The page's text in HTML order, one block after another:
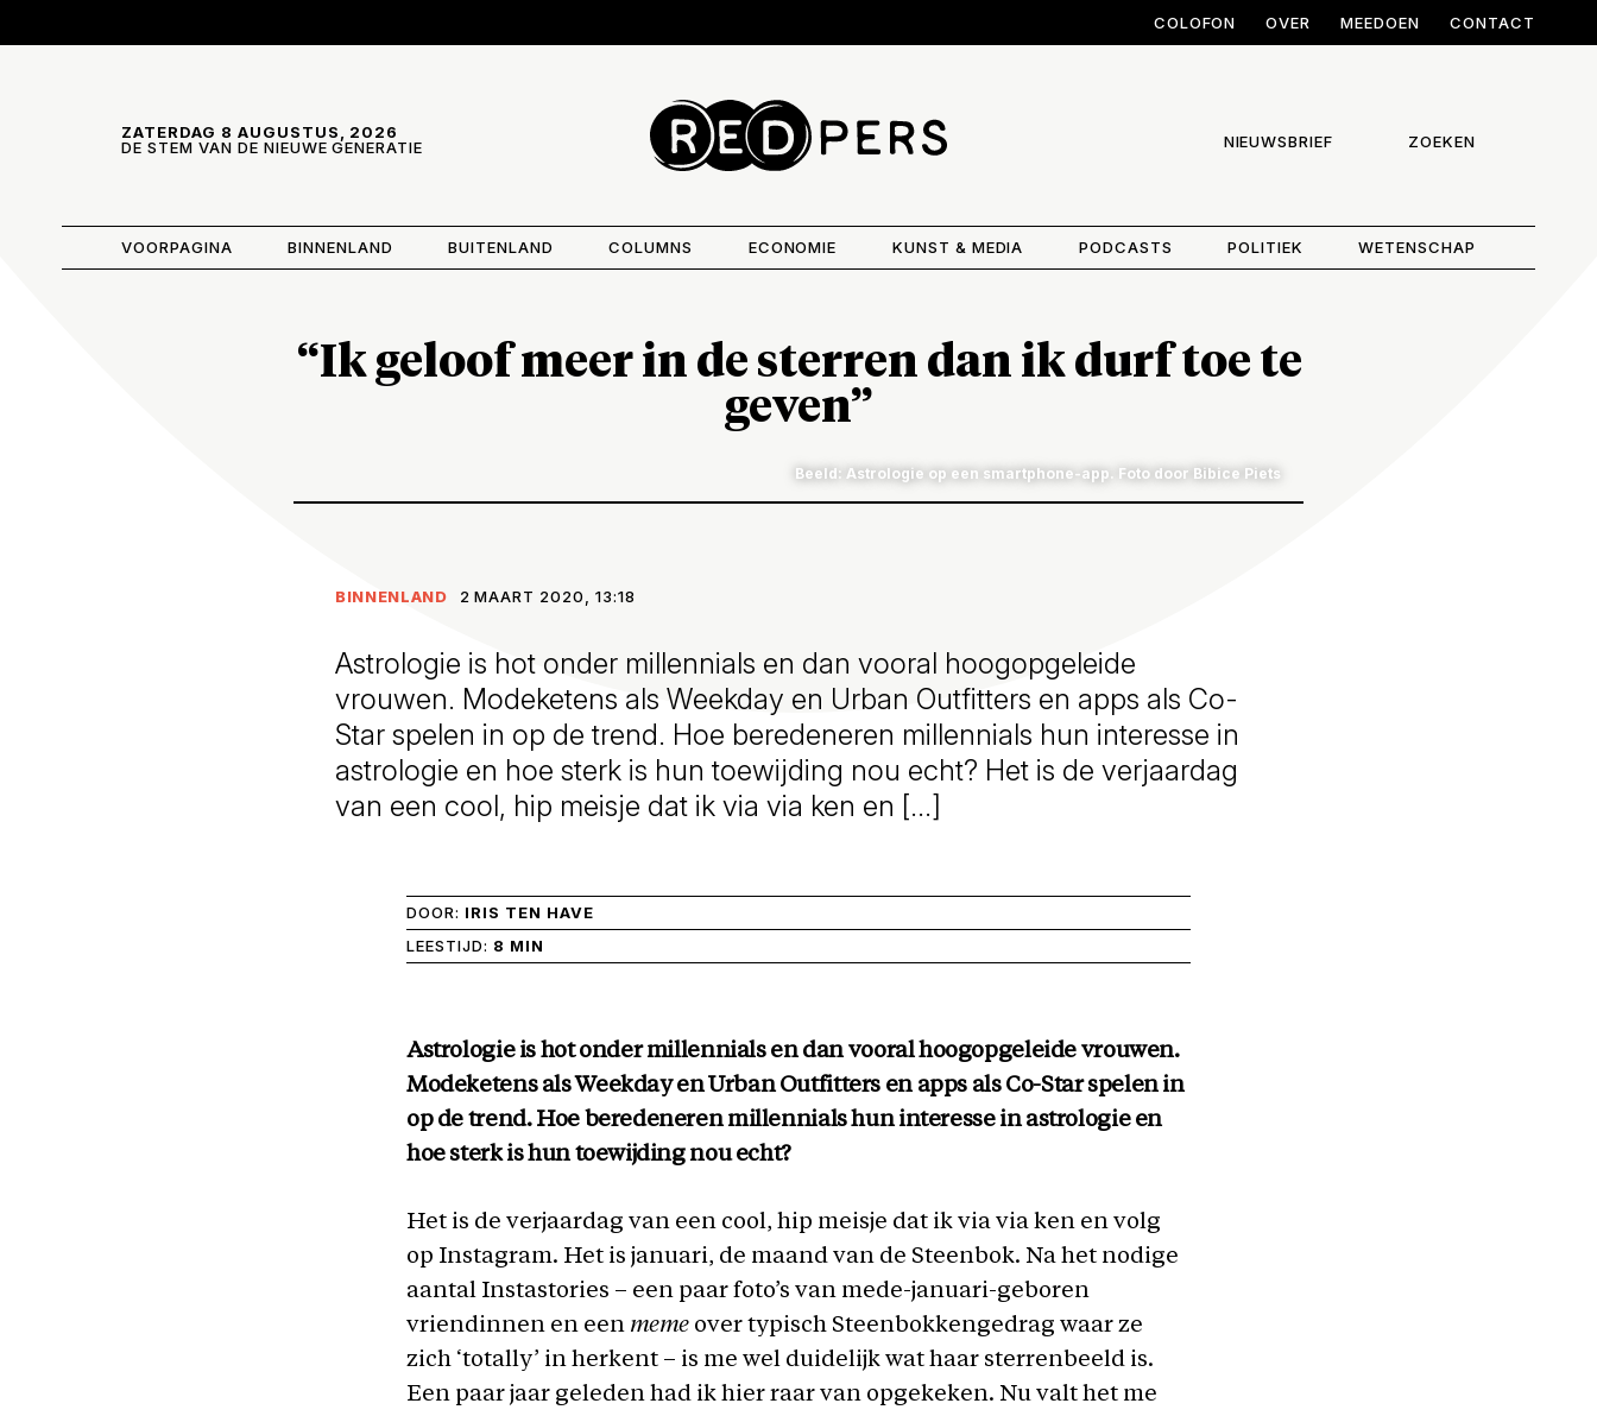
COLOFON OVER MEEDOEN CONTACT
ZATERDAG 8 AUGUSTUS, 2026
DE STEM VAN DE NIEUWE GENERATIE
NIEUWSBRIEF ZOEKEN
VOORPAGINA BINNENLAND BUITENLAND COLUMNS ECONOMIE KUNST & MEDIA PODCASTS POLITIEK WETENSCHAP
“Ik geloof meer in de sterren dan ik durf toe te
geven”
Beeld: Astrologie op een smartphone-app. Foto door Bibice Piets
BINNENLAND 2 MAART 2020, 13:18
Astrologie is hot onder millennials en dan vooral hoogopgeleide
vrouwen. Modeketens als Weekday en Urban Outfitters en apps als Co-
Star spelen in op de trend. Hoe beredeneren millennials hun interesse in
astrologie en hoe sterk is hun toewijding nou echt? Het is de verjaardag
van een cool, hip meisje dat ik via via ken en […]
DOOR: IRIS TEN HAVE
LEESTIJD: 8 MIN
Astrologie is hot onder millennials en dan vooral hoogopgeleide vrouwen.
Modeketens als Weekday en Urban Outfitters en apps als Co-Star spelen in
op de trend. Hoe beredeneren millennials hun interesse in astrologie en
hoe sterk is hun toewijding nou echt?
Het is de verjaardag van een cool, hip meisje dat ik via via ken en volg
op Instagram. Het is januari, de maand van de Steenbok. Na het nodige
aantal Instastories – een paar foto’s van mede-januari-geboren
vriendinnen en een meme over typisch Steenbokkengedrag waar ze
zich ‘totally’ in herkent – is me wel duidelijk wat haar sterrenbeeld is.
Een paar jaar geleden had ik hier raar van opgekeken. Nu valt het me